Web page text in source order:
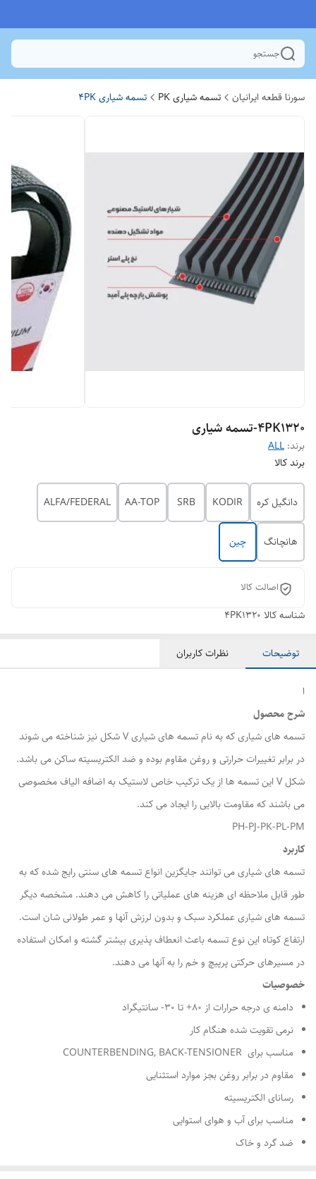
جستجو
سورنا قطعه ایرانیان تسمه شیاری PK تسمه شیاری 4PK
4PK1320-تسمه شیاری
برند: ALL
برند کالا
دانگیل کره KODIR
SRB
AA-TOP
ALFA/FEDERAL
هانچانگ چین
اصالت کالا
شناسه کالا 4PK1320
توضیحات نظرات کاربران
ا
شرح محصول
تسمه های شیاری که به نام تسمه های شیاری V شکل نیز شناخته می شوند
در برابر تغییرات حرارتی و روغن مقاوم بوده و ضد الکتریسیته ساکن می باشد.
شکل V این تسمه ها از یک ترکیب خاص لاستیک به اضافه الیاف مخصوصی
می باشند که مقاومت بالایی را ایجاد می کند.
PH-PJ-PK-PL-PM
کاربرد
تسمه های شیاری می توانند جایگزین انواع تسمه های سنتی رایج شده که به
طور قابل ملاحظه ای هزینه های عملیاتی را کاهش می دهند. مشخصه دیگر
تسمه های شیاری عملکرد سبک و بدون لرزش آنها و عمر طولانی شان است.
ارتفاع کوتاه این نوع تسمه باعث انعطاف پذیری بیشتر گشته و امکان استفاده
در مسیرهای حرکتی پرپیچ و خم را به آنها می دهند.
خصوصیات
دامنه ی درجه حرارات از ۸۰+ تا ۳۰- سانتیگراد
نرمی تقویت شده هنگام کار
مناسب برای COUNTERBENDING, BACK-TENSIONER
مقاوم در برابر روغن بجز موارد استثنایی
رسانای الکتریسیته
مناسب برای آب و هوای استوایی
ضد گرد و خاک